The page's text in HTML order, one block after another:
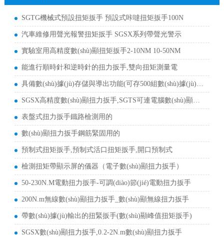
SGTG機械式預設扭矩扳手 預設式咔噠扭矩扳手100N
汽車維修用聲光報警扭矩扳手 SGSX系列帶聲光警示
實驗室用高精度數(shù)顯扭矩扳手2-10NM 10-50NM
能進行順時針和逆時針的扭力扳手,雙向扭矩測量電
具備數(shù)據(jù)存儲與導出功能(可存500組數(shù)據(jù))數(shù)顯式扭
SGSX高精度數(shù)顯扭力扳手,SGTS可連電腦數(shù)顯扭力扳
表盤式扭力扳手鐵路檢測用的
數(shù)顯扭力扳手鋼筋緊固用的
預制式扭矩扳手,預制式活口扭矩扳手,開口預制式
檢測扭矩帶顯示屏的儀器（電子數(shù)顯扭力扳手）
50-230N.M電動扭力扳手-可調(diào)節(jié)電動扭力扳手
200N.m無線數(shù)顯扭力扳手_數(shù)顯無線扭力扳手
帶數(shù)據(jù)輸出的扭緊扳手(數(shù)顯峰值扭矩扳手)
SGSX數(shù)顯扭力扳手,0.2-2N.m數(shù)顯扭力扳手